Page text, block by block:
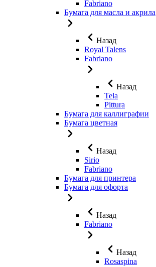
Fabriano
Бумага для масла и акрила
Назад
Royal Talens
Fabriano
Назад
Tela
Pittura
Бумага для каллиграфии
Бумага цветная
Назад
Sirio
Fabriano
Бумага для принтера
Бумага для офорта
Назад
Fabriano
Назад
Rosaspina